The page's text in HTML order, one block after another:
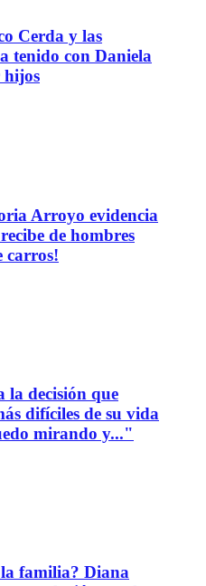
Cerda y las
tenido con Daniela
hijos
Arroyo evidencia
de hombres
carros!
la decisión que
difíciles de su vida
mirando y..."
familia? Diana